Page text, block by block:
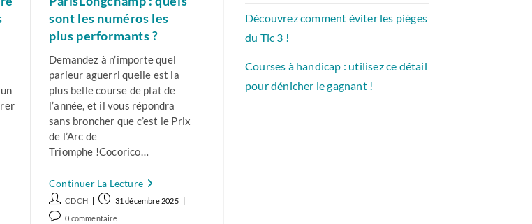
sont les numéros les
plus performants ?
Demandez à n’importe quel
parieur aguerri quelle est la
plus belle course de plat de
l’année, et il vous répondra
sans broncher que c’est le Prix
de l’Arc de
Triomphe !Cocorico…
Continuer La LectureParisLongchamp
:
Quels
Auteur/autrice
de
CDCH
Publication
publiée :
31 décembre 2025
Commentaires
0 commentaire
Découvrez comment éviter les pièges
du Tic 3 !
Courses à handicap : utilisez ce détail
pour dénicher le gagnant !